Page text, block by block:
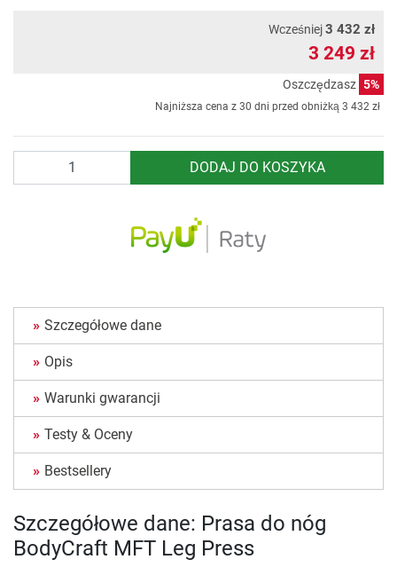
Wcześniej3 432 zł
3 249 zł
Oszczędzasz 5%
Najniższa cena z 30 dni przed obniżką 3 432 zł
DODAJ DO KOSZYKA
Szczegółowe dane
Opis
Warunki gwarancji
Testy & Oceny
Bestsellery
Szczegółowe dane: Prasa do nóg
BodyCraft MFT Leg Press